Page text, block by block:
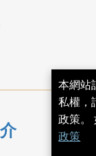
本網站
私權，
政策。
政策